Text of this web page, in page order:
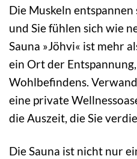
Die Muskeln
und Sie fühlen sich wie
Sauna »Jöhvi« ist mehr
ein Ort der
Wohlbefindens.
eine private
die Auszeit, die Sie
Die Sauna ist nicht nur